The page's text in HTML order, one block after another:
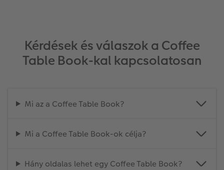
Kérdések és válaszok a Coffee
Table Book-kal kapcsolatosan
Mi az a Coffee Table Book?
Mi a Coffee Table Book-ok célja?
Hány oldalas lehet egy Coffee Table Book?